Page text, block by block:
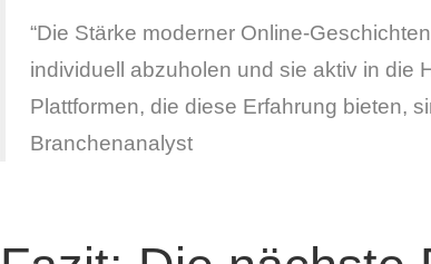
“Die Stärke moderner Online-
individuell abzuholen und sie aktiv in die
Plattformen, die diese Erfahrung bieten,
Branchenanalyst